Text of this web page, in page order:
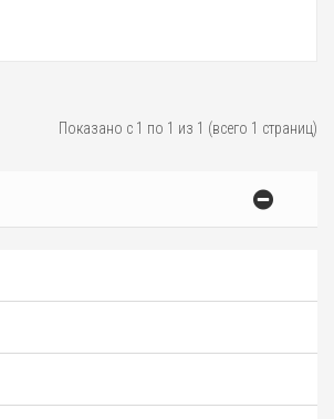
Показано с 1 по 1 из 1 (всего 1 страниц)